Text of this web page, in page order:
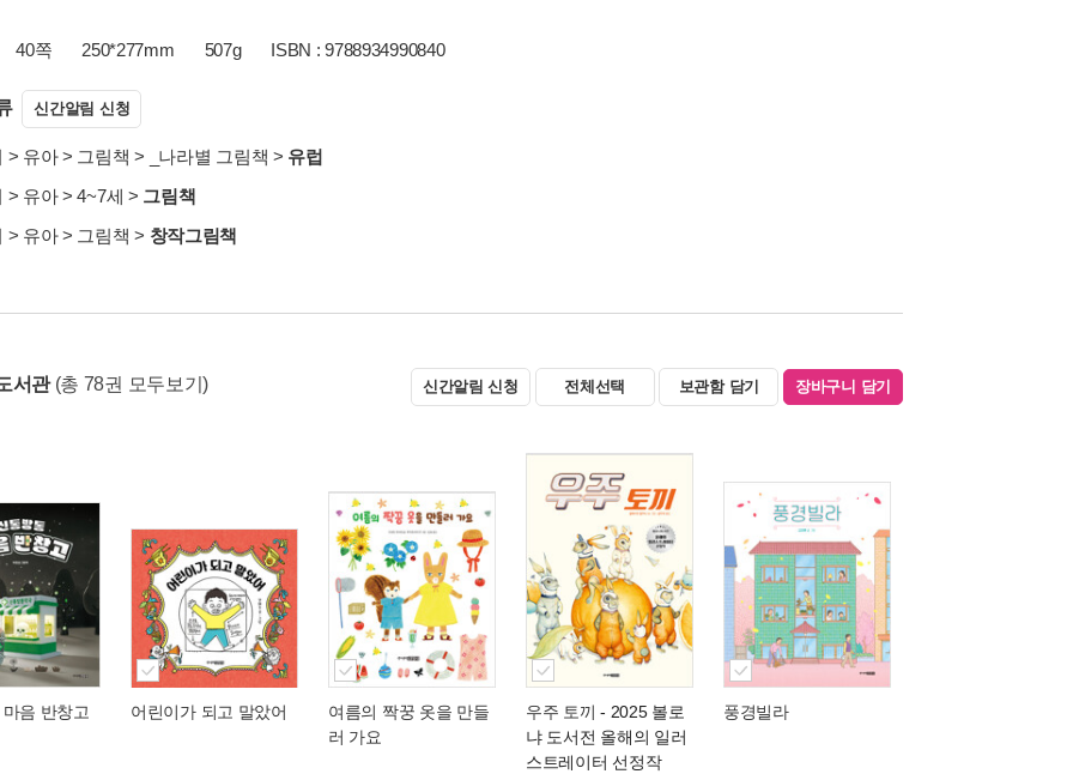
40쪽 250*277mm 507g ISBN : 9788934990840
신간알림 신청
> 유아> 그림책 > _나라별 그림책 > 유럽
> 유아>4~7세 > 그림책
> 유아> 그림책 > 창작그림책
서관 (총 78권 모두보기) 신간알림 신청 전체선택 보관함 담기 장바구니 담기
음 반창고 어린이가 되고 말았어
여름의 짝꿍 옷을 만들
러 가요
우주 토끼 - 2025 볼로
냐 도서전 올해의 일러
스트레이터 선정작
풍경빌라